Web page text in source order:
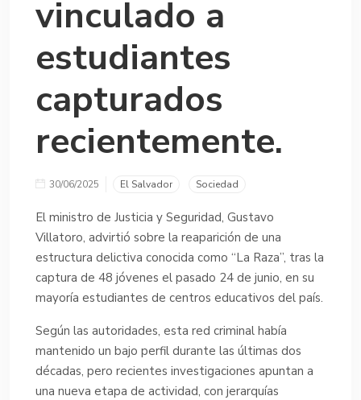
vinculado a
estudiantes
capturados
recientemente.
30/06/2025 El Salvador Sociedad
El ministro de Justicia y Seguridad, Gustavo
Villatoro, advirtió sobre la reaparición de una
estructura delictiva conocida como “La Raza”, tras la
captura de 48 jóvenes el pasado 24 de junio, en su
mayoría estudiantes de centros educativos del país.
Según las autoridades, esta red criminal había
mantenido un bajo perfil durante las últimas dos
décadas, pero recientes investigaciones apuntan a
una nueva etapa de actividad, con jerarquías